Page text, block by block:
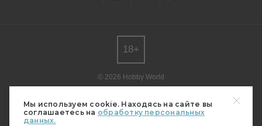
Мы используем cookie. Находясь на сайте вы
соглашаетесь на обработку персональных
данных.
© 2026 Hobby World
редакции.
Мнение авторов может не совпадать с мнением редакции.
18+